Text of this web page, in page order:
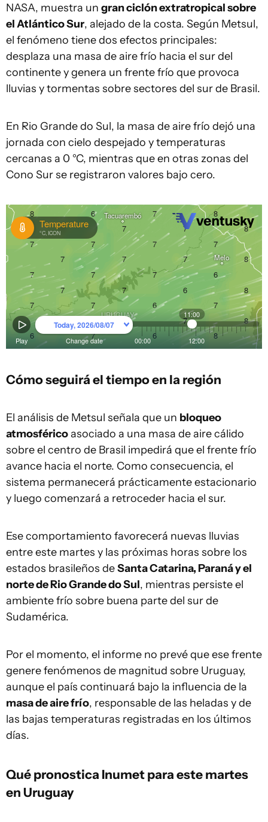
NASA, muestra un gran ciclón extratropical sobre
el Atlántico Sur, alejado de la costa. Según Metsul,
el fenómeno tiene dos efectos principales:
desplaza una masa de aire frío hacia el sur del
continente y genera un frente frío que provoca
lluvias y tormentas sobre sectores del sur de Brasil.
En Rio Grande do Sul, la masa de aire frío dejó una
jornada con cielo despejado y temperaturas
cercanas a 0 °C, mientras que en otras zonas del
Cono Sur se registraron valores bajo cero.
Cómo seguirá el tiempo en la región
El análisis de Metsul señala que un bloqueo
atmosféricoasociado a una masa de aire cálido
sobre el centro de Brasil impedirá que el frente frío
avance hacia el norte. Como consecuencia, el
sistema permanecerá prácticamente estacionario
y luego comenzará a retroceder hacia el sur.
Ese comportamiento favorecerá nuevas lluvias
entre este martes y las próximas horas sobre los
estados brasileños deSanta Catarina, Paraná y el
norte de Rio Grande do Sul, mientras persiste el
ambiente frío sobre buena parte del sur de
Sudamérica.
Por el momento, el informe no prevé que ese frente
genere fenómenos de magnitud sobre Uruguay,
aunque el país continuará bajo la influencia de la
masa de aire frío, responsable de las heladas y de
las bajas temperaturas registradas en los últimos
días.
Qué pronostica Inumet para este martes
en Uruguay